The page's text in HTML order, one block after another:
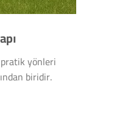
yönleri
biridir.